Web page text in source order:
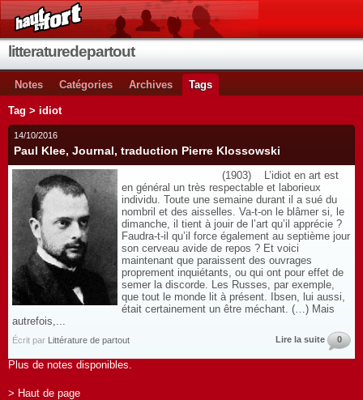
litteraturedepartout
Notes Catégories Archives Tags
Tag > idiot
14/10/2016
Paul Klee, Journal, traduction Pierre Klossowski
(1903) L’idiot en art est
en général un très respectable et laborieux
individu. Toute une semaine durant il a sué du
nombril et des aisselles. Va-t-on le blâmer si, le
dimanche, il tient à jouir de l’art qu’il apprécie ?
Faudra-t-il qu’il force également au septième jour
son cerveau avide de repos ? Et voici
maintenant que paraissent des ouvrages
proprement inquiétants, ou qui ont pour effet de
semer la discorde. Les Russes, par exemple,
que tout le monde lit à présent. Ibsen, lui aussi,
était certainement un être méchant. (…) Mais
autrefois,...
Écrit par Littérature de partout Lire la suite 0
Plus de notes disponibles.
> Haut de page